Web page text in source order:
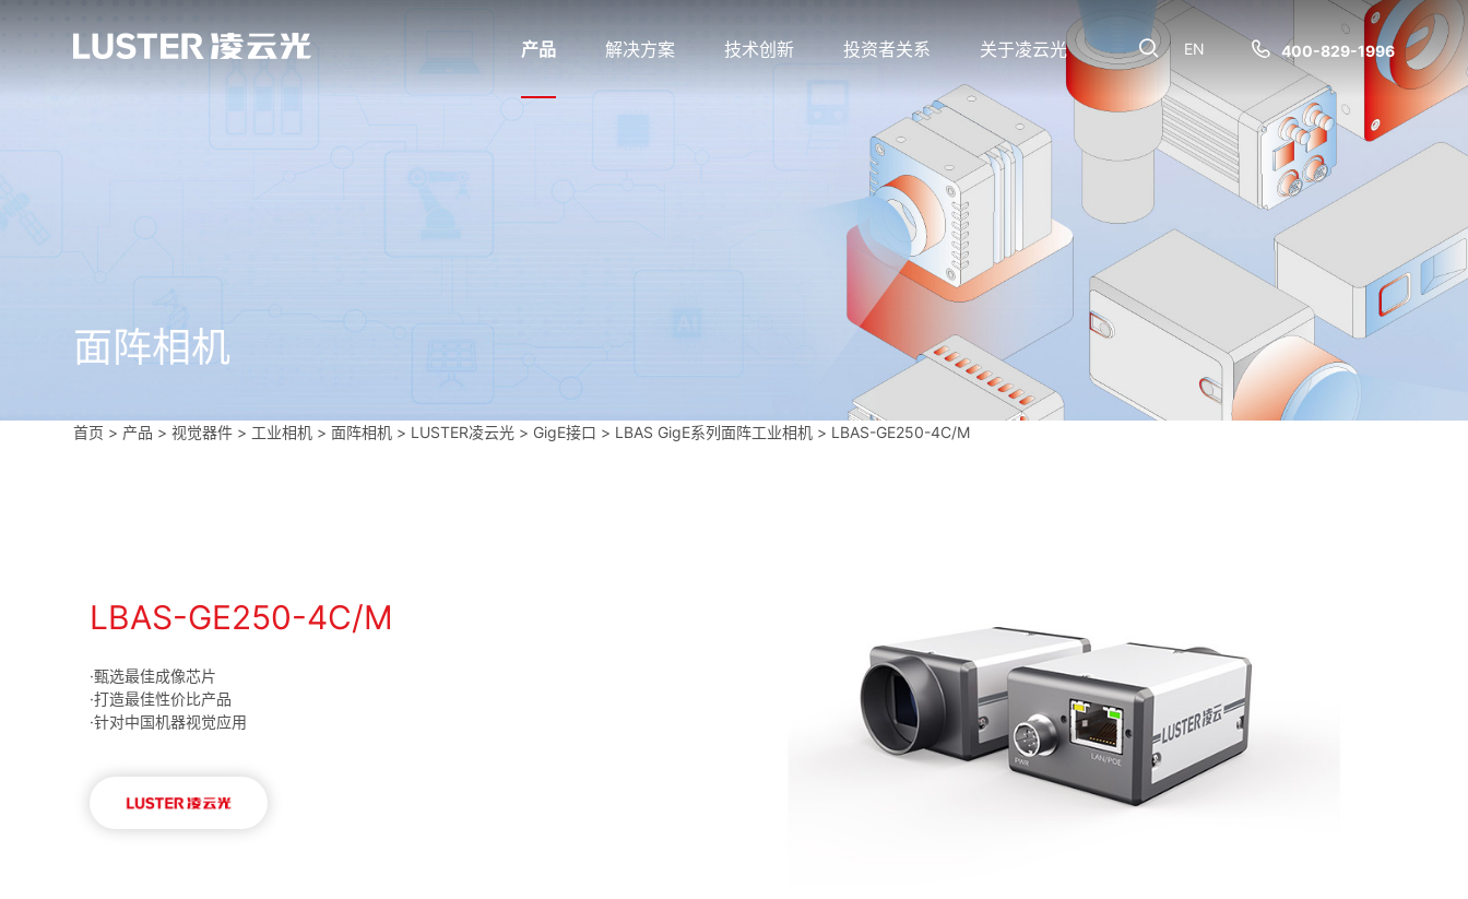
400-829-1996
EN
产品 解决方案 技术创新 投资者关系 关于凌云光
面阵相机
首页 > 产品 > 视觉器件 > 工业相机 >面阵相机 > LUSTER凌云光 > GigE接口 > LBAS GigE系列面阵工业相机 > LBAS-GE250-4C/M
LBAS-GE250-4C/M
·甄选最佳成像芯片
·打造最佳性价比产品
·针对中国机器视觉应用